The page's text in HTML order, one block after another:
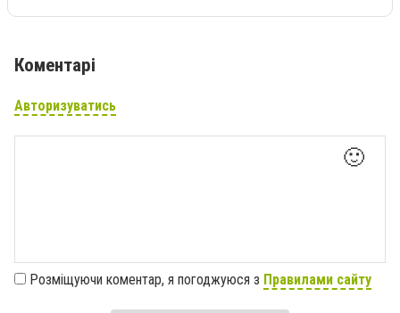
Коментарі
Авторизуватись
🙂
Розміщуючи коментар, я погоджуюся з Правилами сайту